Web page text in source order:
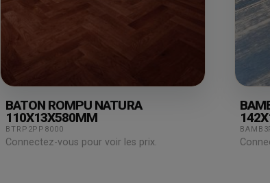
BATON ROMPU NATURA
110X13X580MM
BTRP2PP8000
Connectez-vous pour voir les prix.